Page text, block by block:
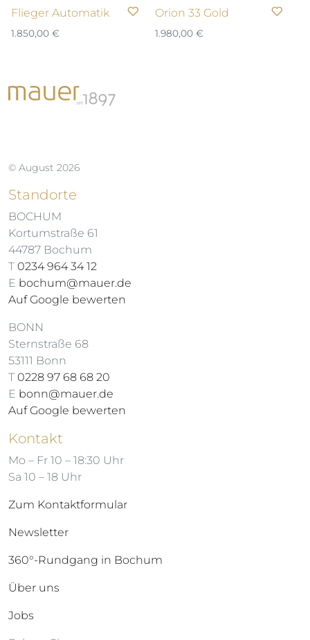
Flieger Automatik
1.850,00 €
Orion 33 Gold
1.980,00 €
© August 2026
Standorte
BOCHUM
Kortumstraße 61
44787 Bochum
T 0234 964 34 12
E bochum@mauer.de
Auf Google bewerten
BONN
Sternstraße 68
53111 Bonn
T 0228 97 68 68 20
E bonn@mauer.de
Auf Google bewerten
Kontakt
Mo – Fr 10 – 18:30 Uhr
Sa 10 – 18 Uhr
Zum Kontaktformular
Newsletter
360°-Rundgang in Bochum
Über uns
Jobs